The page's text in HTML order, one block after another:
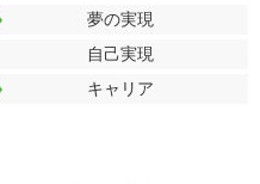
夢の実現
自己実現
キャリア